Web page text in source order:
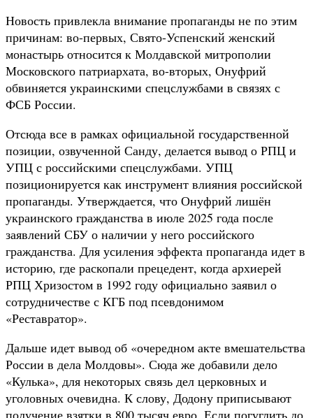
Новость привлекла внимание пропаганды не по этим
причинам: во-первых, Свято-Успенский женский
монастырь относится к Молдавской митрополии
Московского патриархата, во-вторых, Онуфрий
обвиняется украинскими спецслужбами в связях с
ФСБ России.
Отсюда все в рамках официальной государственной
позиции, озвученной Санду, делается вывод о РПЦ и
УПЦ с российскими спецслужбами. УПЦ
позиционируется как инструмент влияния российской
пропаганды. Утверждается, что Онуфрий лишён
украинского гражданства в июле 2025 года после
заявлений СБУ о наличии у него российского
гражданства. Для усиления эффекта пропаганда идет в
историю, где раскопали прецедент, когда архиерей
РПЦ Хризостом в 1992 году официально заявил о
сотрудничестве с КГБ под псевдонимом
«Реставратор».
Дальше идет вывод об «очередном акте вмешательства
России в дела Молдовы». Сюда же добавили дело
«Кулька», для некоторых связь дел церковных и
уголовных очевидна. К слову, Додону приписывают
получение взятки в 800 тысяч евро. Если погуглить до